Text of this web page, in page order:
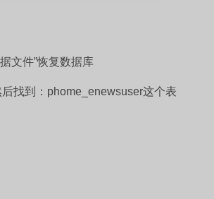
文件”恢复数据库
找到：phome_enewsuser这个表